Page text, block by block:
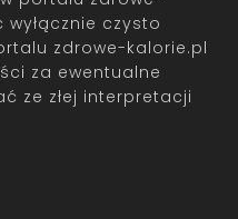
czysto
zdrowe-kalorie.pl
za ewentualne
ze złej interpretacji